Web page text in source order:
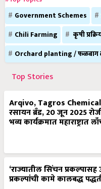
Government Schemes
Chili Farming
कृषी
Orchard planting / फळबाग
Top Stories
Arqivo, Tagros
रसायन ब्रँड, 20 जून 2025
भव्य कार्यक्रमात
‘राज्यातील सिंचन
प्रकल्पांची कामे कालबद्ध